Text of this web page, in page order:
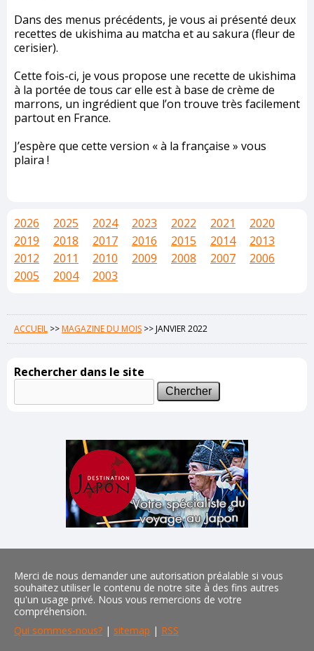
Dans des menus précédents, je vous ai présenté deux
recettes de ukishima au matcha et au sakura (fleur de
cerisier).
Cette fois-ci, je vous propose une recette de ukishima
à la portée de tous car elle est à base de crème de
marrons, un ingrédient que l’on trouve très facilement
partout en France.
J’espère que cette version « à la française » vous
plaira !
2026 2025 2024 2023 2022 2021
2020
2019
2018 2017 2016 2015 2014
2013
2012
2011 2010 2009 2008 2007
2006
2005
2004 2003
ACCUEIL >>MAGAZINE DU MOIS >>JANVIER 2022
Rechercher dans le site
Merci de nous demander une autorisation préalable si vous
souhaitez utiliser le contenu de notre site à des fins autres
qu'un usage privé. Nous vous remercions de votre
compréhension.
Qui sommes-nous? | sitemap | RSS